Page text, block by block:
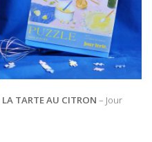
LA TARTE AU CITRON – Jour